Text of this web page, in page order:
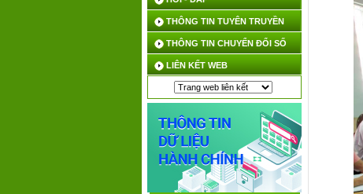
THÔNG TIN TUYÊN TRUYỀN
THÔNG TIN CHUYỂN ĐỔI SỐ
LIÊN KẾT WEB